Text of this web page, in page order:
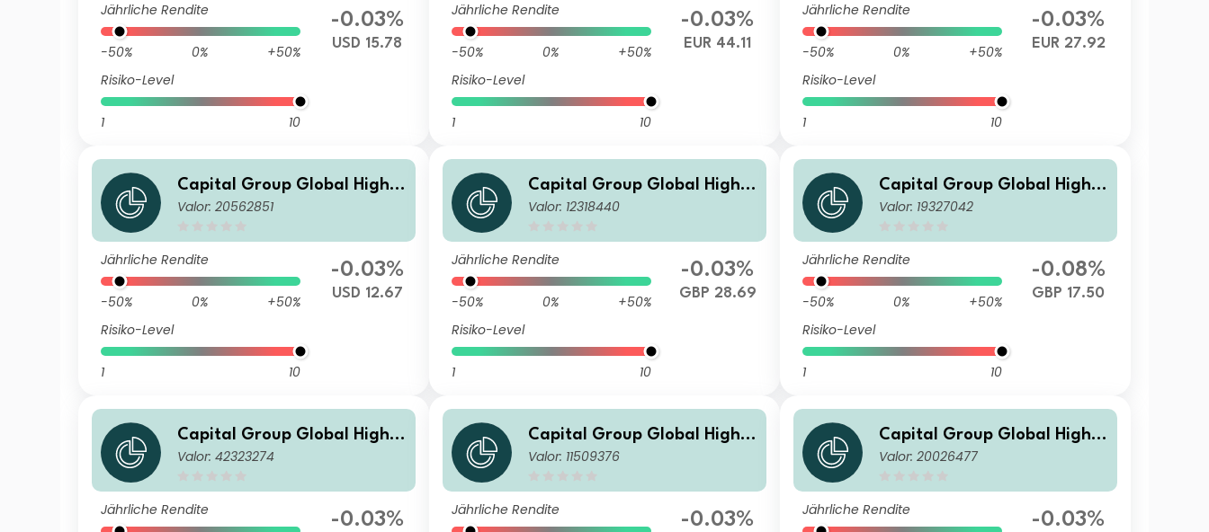
Jährliche Rendite
-50% 0%
+50%
Risiko-Level
1 10
-0.03%
USD 15.78
Jährliche Rendite
-50% 0%
+50%
Risiko-Level
1 10
-0.03%
EUR 44.11
Jährliche Rendite
-50% 0%
+50%
Risiko-Level
1 10
-0.03%
EUR 27.92
Capital Group Global High I
ncome Opportunities (LUX)
Valor: 20562851
Jährliche Rendite
-50% 0%
+50%
Risiko-Level
1 10
-0.03%
USD 12.67
Capital Group Global High I
ncome Opportunities (LUX)
Valor: 12318440
Jährliche Rendite
-50% 0%
+50%
Risiko-Level
1 10
-0.03%
GBP 28.69
Capital Group Global High I
ncome Opportunities (LUX)
Valor: 19327042
Jährliche Rendite
-50% 0%
+50%
Risiko-Level
1 10
-0.08%
GBP 17.50
Capital Group Global High I
ncome Opportunities (LUX)
Valor: 42323274
Jährliche Rendite -0.03%
Capital Group Global High I
ncome Opportunities (LUX)
Valor: 11509376
Jährliche Rendite -0.03%
Capital Group Global High I
ncome Opportunities (LUX)
Valor: 20026477
Jährliche Rendite -0.03%